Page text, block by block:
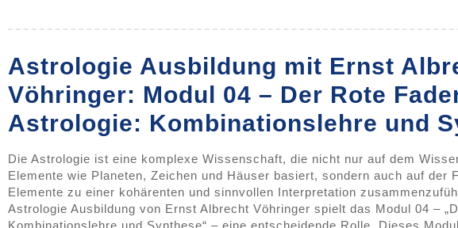
Astrologie Ausbildung mit Ernst
Vöhringer: Modul 04 – Der Rote
Astrologie: Kombinationslehre und
Die Astrologie ist eine komplexe Wissenschaft, die nicht nur auf dem
Elemente wie Planeten, Zeichen und Häuser basiert, sondern auch auf der
Elemente zu einer kohärenten und sinnvollen Interpretation
Astrologie Ausbildung von Ernst Albrecht Vöhringer spielt das Modul 04 –
Kombinationslehre und Synthese“ – eine entscheidende Rolle. Dieses